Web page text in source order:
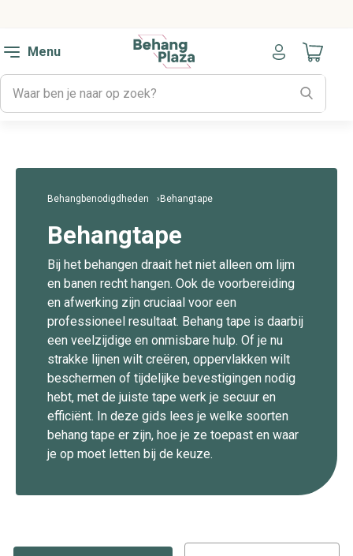
Menu
Naar
Behangbenodigdheden Behangtape
Behangtape
Bij het behangen draait het niet alleen om lijm
en banen recht hangen. Ook de voorbereiding
en afwerking zijn cruciaal voor een
professioneel resultaat. Behang tape is daarbij
een veelzijdige en onmisbare hulp. Of je nu
strakke lijnen wilt creëren, oppervlakken wilt
beschermen of tijdelijke bevestigingen nodig
hebt, met de juiste tape werk je secuur en
efficiënt. In deze gids lees je welke soorten
behang tape er zijn, hoe je ze toepast en waar
je op moet letten bij de keuze.